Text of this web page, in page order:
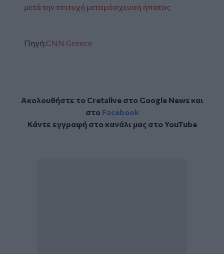
μετά την επιτυχή μεταμόσχευση ήπατος
Πηγή:CNN Greece
Ακολουθήστε το Cretalive στο Google Newsκαι
στο Facebook
Κάντε εγγραφή στο κανάλι μας στοYouTube